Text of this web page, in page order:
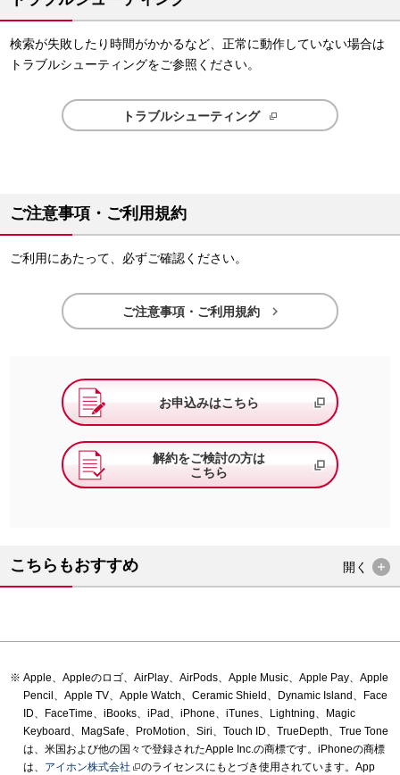
検索が失敗したり時間がかかるなど、正常に動作していない場合は
トラブルシューティングをご参照ください。
トラブルシューティング
ご注意事項・ご利用規約
ご利用にあたって、必ずご確認ください。
ご注意事項・ご利用規約 
お申込みはこちら
解約をご検討の方は
こちら
こちらもおすすめ 開く
Apple、Appleのロゴ、AirPlay、AirPods、Apple Music、Apple Pay、Apple
Pencil、Apple TV、Apple Watch、Ceramic Shield、Dynamic Island、Face
ID、FaceTime、iBooks、iPad、iPhone、iTunes、Lightning、Magic
Keyboard、MagSafe、ProMotion、Siri、Touch ID、TrueDepth、True Tone
は、米国および他の国々で登録されたApple Inc.の商標です。iPhoneの商標
は、 アイホン株式会社
のライセンスにもとづき使用されています。App